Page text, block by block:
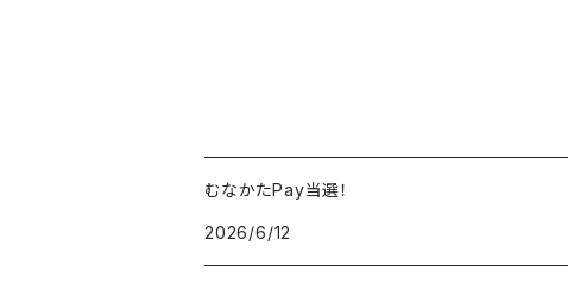
むなかたPay当選！
2026/6/12